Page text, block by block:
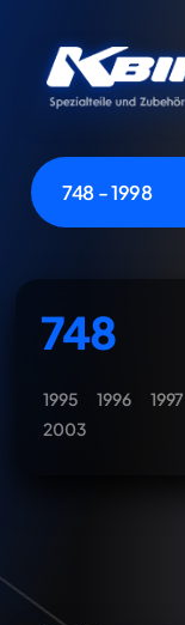
748 - 1998
748
1995 1996 1997
2003